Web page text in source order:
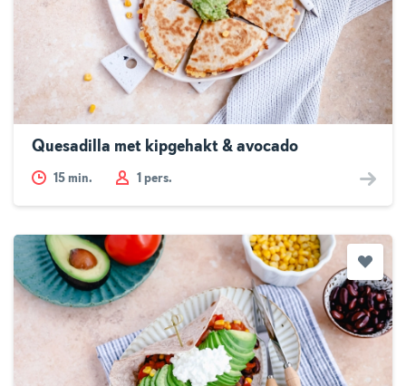
Quesadilla met kipgehakt & avocado
15 min. 1 pers.